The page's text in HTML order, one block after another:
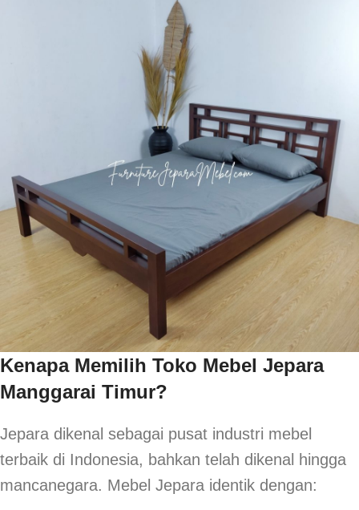
Kenapa Memilih Toko Mebel Jepara
Manggarai Timur?
Jepara dikenal sebagai pusat industri mebel
terbaik di Indonesia, bahkan telah dikenal hingga
mancanegara. Mebel Jepara identik dengan: